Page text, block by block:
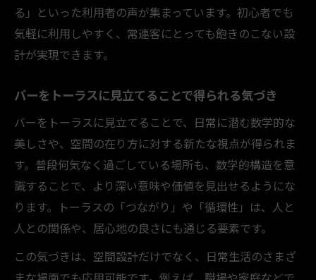
る」といった利用者の声が集まっています。初心者でも
気軽に利用しやすく、常連客にとっても飽きのこない設
計が実現できます。
バーをトーラスに見立てることで得られる気づき
バーをトーラスに見立てることで、日常に潜む数学的な
美しさや、空間の在り方に対する新たな視点が得られま
す。普段何気なく過ごしている場所も、数学的構造を意
識することで、より深い意味や価値を見出せるようにな
ります。トーラスの「つながり」や「循環性」は、人と
人との関係や、居心地の良さにも通じる要素です。
この気づきは、空間設計だけでなく、日常生活のさまざ